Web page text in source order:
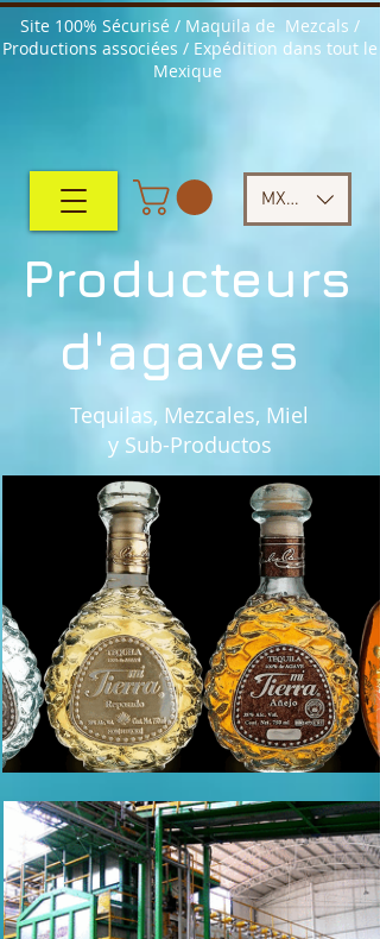
Site 100% Sécurisé / Maquila de Mezcals /
Productions associées / Expédition dans tout le
Mexique
MXN ($)
Producteurs
d'agaves
Tequilas, Mezcales, Miel
y Sub-Productos